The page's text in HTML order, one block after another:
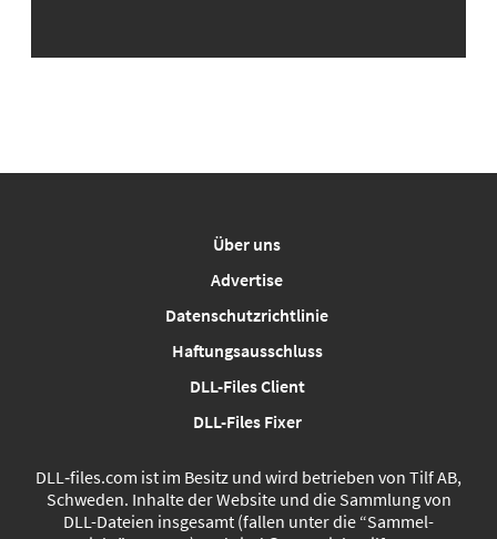
Über uns
Advertise
Datenschutzrichtlinie
Haftungsausschluss
DLL-Files Client
DLL-Files Fixer
DLL‑files.com ist im Besitz und wird betrieben von Tilf AB,
Schweden. Inhalte der Website und die Sammlung von
DLL-Dateien insgesamt (fallen unter die “Sammel-